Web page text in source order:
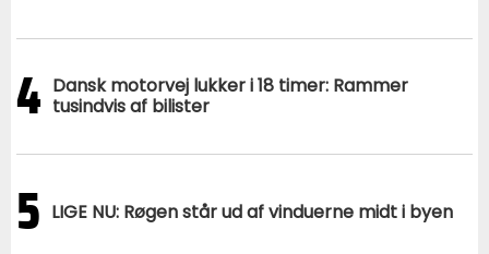
4 Dansk motorvej lukker i 18 timer: Rammer
tusindvis af bilister
5 LIGE NU: Røgen står ud af vinduerne midt i byen